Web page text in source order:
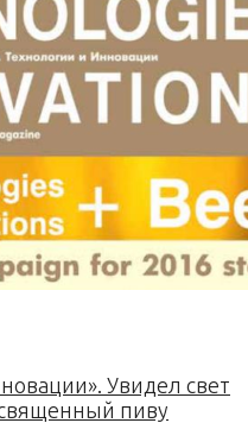
Увидел свет
пиву